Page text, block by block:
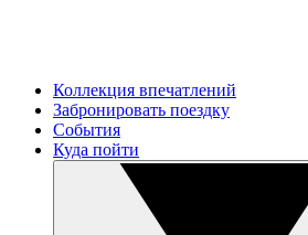
Коллекция впечатлений
Забронировать поездку
События
Куда пойти